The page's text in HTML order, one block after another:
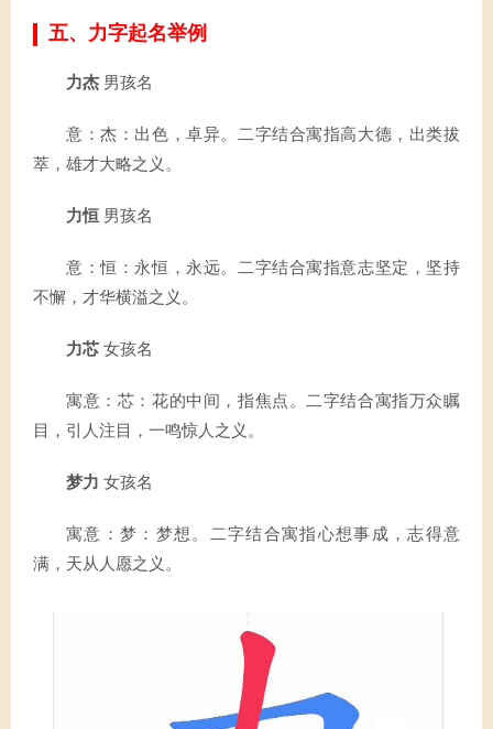
五、力字起名举例
力杰 男孩名
意：杰：出色，卓异。二字结合寓指高大德，出类拔
萃，雄才大略之义。
力恒 男孩名
意：恒：永恒，永远。二字结合寓指意志坚定，坚持
不懈，才华横溢之义。
力芯 女孩名
寓意：芯：花的中间，指焦点。二字结合寓指万众瞩
目，引人注目，一鸣惊人之义。
梦力 女孩名
寓意：梦：梦想。二字结合寓指心想事成，志得意
满，天从人愿之义。